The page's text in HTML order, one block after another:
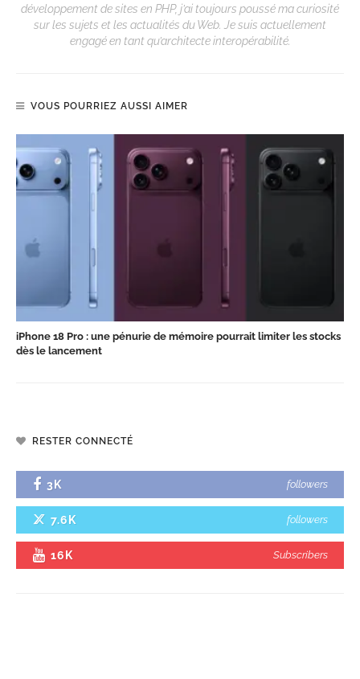
développement de sites en PHP, j’ai toujours poussé ma curiosité
sur les sujets et les actualités du Web. Je suis actuellement
engagé en tant qu’architecte interopérabilité.
VOUS POURRIEZ AUSSI AIMER
iPhone 18 Pro : une pénurie de mémoire pourrait limiter les stocks
dès le lancement
RESTER CONNECTÉ
3K followers
7.6K followers
16K Subscribers